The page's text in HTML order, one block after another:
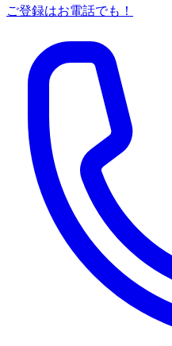
ご登録はお電話でも！